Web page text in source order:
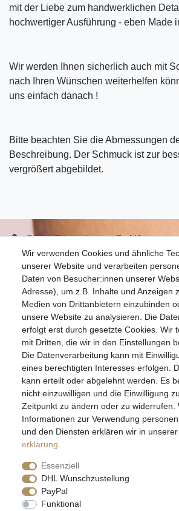
mit der Liebe zum handwerklichen
hochwertiger Ausführung - eben Made
Wir werden Ihnen sicherlich auch mit
nach Ihren Wünschen weiterhelfen
uns einfach danach !
Bitte beachten Sie die Abmessungen
Beschreibung. Der Schmuck ist zur
vergrößert abgebildet.
Wir verwenden Cookies und ähnliche
unserer Website und verarbeiten
Daten von Besucher:innen unserer
Adresse), um z.B. Inhalte und Anzeigen
Medien von Drittanbietern einzubinden
unsere Website zu analysieren. Die
erfolgt erst durch gesetzte Cookies. Wir
mit Dritten, die wir in den Einstellungen
Die Datenverarbeitung kann mit
eines berechtigten Interesses erfolgen.
kann erteilt oder abgelehnt werden. Es
nicht einzuwilligen und die Einwilligung
Zeitpunkt zu ändern oder zu widerrufen.
Informationen zur Verwendung
und den Diensten erklären wir in unserer
erklärung
Essenziell
DHL Wunschzustellung
PayPal
Funktional
S.W.w. Schmuckwaren GmbH
07051-9608828
info@schmuckador.de
Montag bis Freitag 8.30 – 12.00 Uhr
Widerrufs­recht Widerrufs­formular
Daten­schutz­erklärung
E-MAIL **
Hiermit bestätige ich, dass ich die